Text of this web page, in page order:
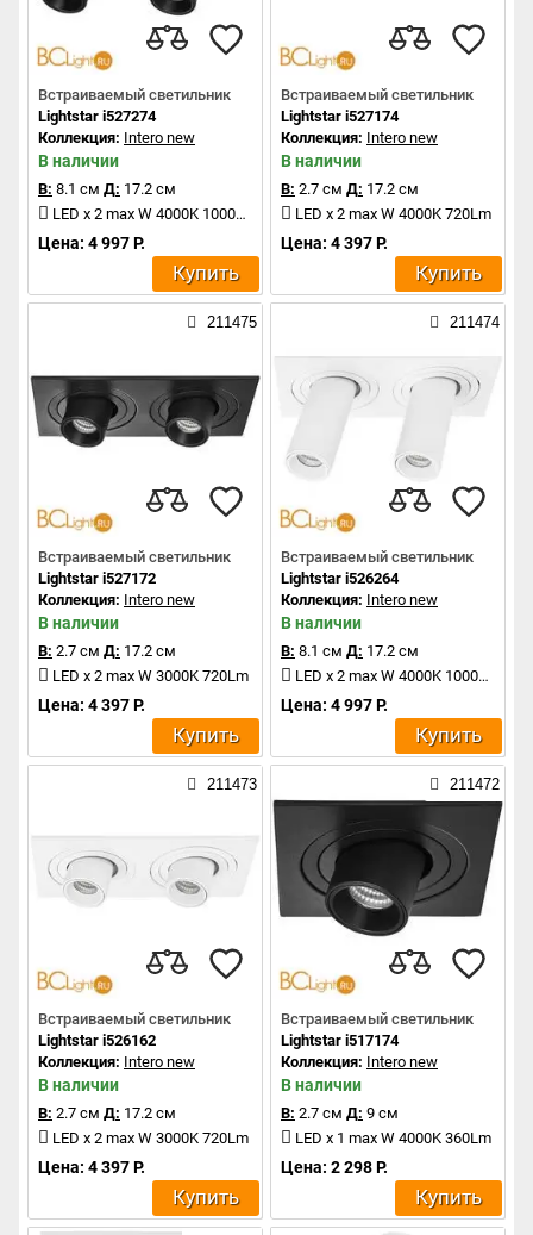
Встраиваемый светильник
Lightstar i527274
Коллекция: Intero new
В наличии
В: 8.1 см Д: 17.2 см
LED x 2 max W 4000K 1000Lm
Цена: 4 997 Р.
Купить
Встраиваемый светильник
Lightstar i527174
Коллекция: Intero new
В наличии
В: 2.7 см Д: 17.2 см
LED x 2 max W 4000K 720Lm
Цена: 4 397 Р.
Купить
211475
Встраиваемый светильник
Lightstar i527172
Коллекция: Intero new
В наличии
В: 2.7 см Д: 17.2 см
LED x 2 max W 3000K 720Lm
Цена: 4 397 Р.
Купить
211474
Встраиваемый светильник
Lightstar i526264
Коллекция: Intero new
В наличии
В: 8.1 см Д: 17.2 см
LED x 2 max W 4000K 1000Lm
Цена: 4 997 Р.
Купить
211473
Встраиваемый светильник
Lightstar i526162
Коллекция: Intero new
В наличии
В: 2.7 см Д: 17.2 см
LED x 2 max W 3000K 720Lm
Цена: 4 397 Р.
Купить
211472
Встраиваемый светильник
Lightstar i517174
Коллекция: Intero new
В наличии
В: 2.7 см Д: 9 см
LED x 1 max W 4000K 360Lm
Цена: 2 298 Р.
Купить